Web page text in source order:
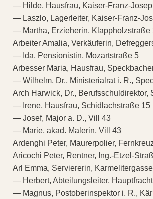
— Hilde, Hausfrau, Kaiser-Franz-
— Laszlo, Lagerleiter, Kaiser-Franz-
— Martha, Erzieherin, Klappholzstraße
Arbeiter Amalia, Verkäuferin,
— Ida, Pensionistin, Mozartstraße 5
Arbesser Maria, Hausfrau,
— Wilhelm, Dr., Ministerialrat i. R.,
Arch Harwick, Dr., Berufsschuldirektor,
— Irene, Hausfrau, Schidlachstraße 15
— Josef, Major a. D., Vill 43
— Marie, akad. Malerin, Vill 43
Ardenghi Peter, Maurerpolier,
Aricochi Peter, Rentner, Ing.-Etzel-
Arl Emma, Serviererin,
— Herbert, Abteilungsleiter,
— Magnus, Postoberinspektor i. R.,